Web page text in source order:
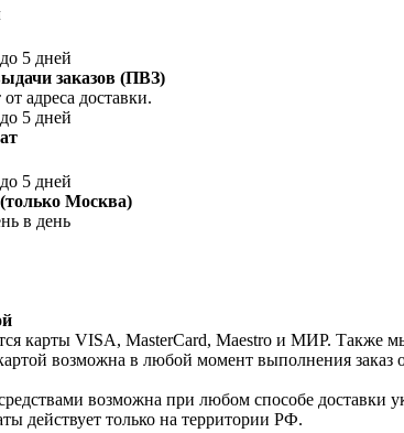
5 дней
заказов (ПВЗ)
адреса доставки.
5 дней
5 дней
Москва)
в день
карты VISA, MasterCard, Maestro и МИР. Также
возможна в любой момент выполнения заказ
возможна при любом способе доставки
действует только на территории РФ.